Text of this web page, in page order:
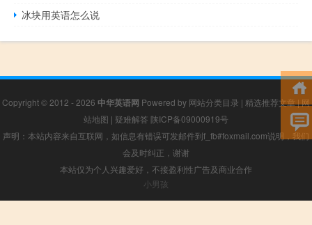
冰块用英语怎么说
Copyright © 2012 - 2026 中华英语网 Powered by 网站分类目录 | 精选推荐文章|网
站地图 | 疑难解答 陕ICP备09000919号
声明：本站内容来自互联网，如信息有错误可发邮件到f_fb#foxmail.com说明，我们
会及时纠正，谢谢
本站仅为个人兴趣爱好，不接盈利性广告及商业合作
小男孩